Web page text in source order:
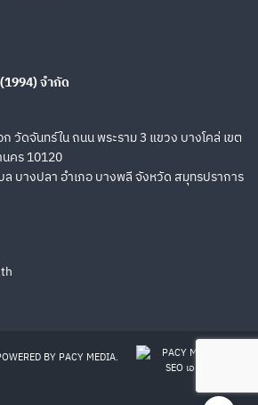
Control Valve
จำกัด
วัดจันทร์ใน ถนน พระราม 3 แขวง บางโคล่ เขต
คร 10120
บางปลา อำเภอ บางพลี จังหวัด สมุทรปราการ
BY PACY MEDIA.